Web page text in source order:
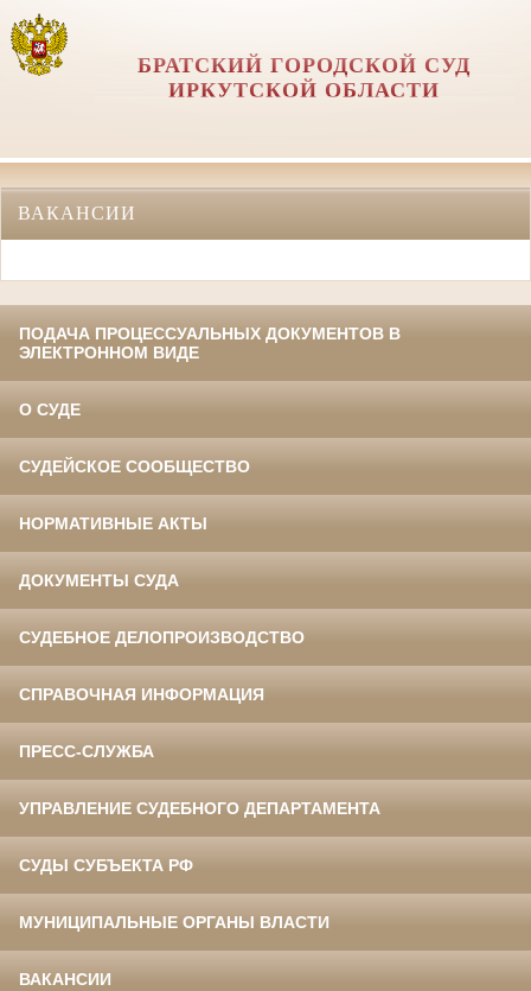
БРАТСКИЙ ГОРОДСКОЙ СУД
ИРКУТСКОЙ ОБЛАСТИ
ВАКАНСИИ
ПОДАЧА ПРОЦЕССУАЛЬНЫХ ДОКУМЕНТОВ В
ЭЛЕКТРОННОМ ВИДЕ
О СУДЕ
СУДЕЙСКОЕ СООБЩЕСТВО
НОРМАТИВНЫЕ АКТЫ
ДОКУМЕНТЫ СУДА
СУДЕБНОЕ ДЕЛОПРОИЗВОДСТВО
СПРАВОЧНАЯ ИНФОРМАЦИЯ
ПРЕСС-СЛУЖБА
УПРАВЛЕНИЕ СУДЕБНОГО ДЕПАРТАМЕНТА
СУДЫ СУБЪЕКТА РФ
МУНИЦИПАЛЬНЫЕ ОРГАНЫ ВЛАСТИ
ВАКАНСИИ